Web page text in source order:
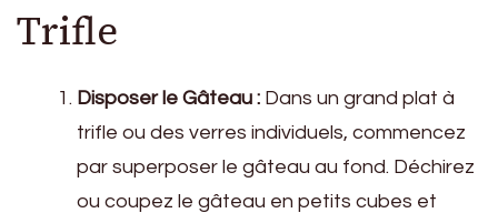
Trifle
Disposer le Gâteau : Dans un grand plat à
trifle ou des verres individuels, commencez
par superposer le gâteau au fond. Déchirez
ou coupez le gâteau en petits cubes et